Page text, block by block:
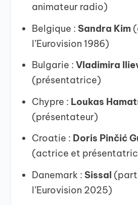
animateur radio)
Belgique : Sandra Kim
l’Eurovision 1986)
Bulgarie : Vladimira
(présentatrice)
Chypre : Loukas
(présentateur)
Croatie : Doris Pinčić
(actrice et
Danemark : Sissal
l’Eurovision 2025)